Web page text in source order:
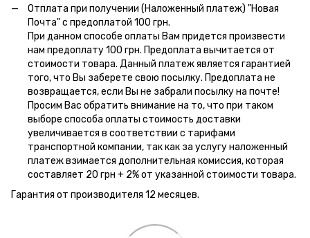
Отплата при получении (Наложенный платеж) "Новая
Почта" с предоплатой 100 грн.
При данном способе оплаты Вам придется произвести
нам предоплату 100 грн. Предоплата вычитается от
стоимости товара. Данный платеж является гарантией
того, что Вы заберете свою посылку. Предоплата не
возвращается, если Вы не забрали посылку на почте!
Просим Вас обратить внимание на то, что при таком
выборе способа оплаты стоимость доставки
увеличивается в соответствии с тарифами
транспортной компании, так как за услугу наложенный
платеж взимается дополнительная комиссия, которая
составляет 20 грн + 2% от указанной стоимости товара.
Гарантия от производителя 12 месяцев.